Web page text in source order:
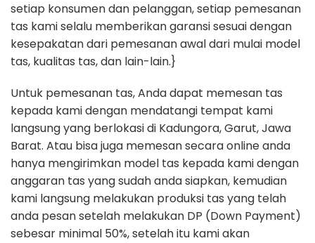
setiap konsumen dan pelanggan, setiap pemesanan
tas kami selalu memberikan garansi sesuai dengan
kesepakatan dari pemesanan awal dari mulai model
tas, kualitas tas, dan lain-lain.}
Untuk pemesanan tas, Anda dapat memesan tas
kepada kami dengan mendatangi tempat kami
langsung yang berlokasi di Kadungora, Garut, Jawa
Barat. Atau bisa juga memesan secara online anda
hanya mengirimkan model tas kepada kami dengan
anggaran tas yang sudah anda siapkan, kemudian
kami langsung melakukan produksi tas yang telah
anda pesan setelah melakukan DP (Down Payment)
sebesar minimal 50%, setelah itu kami akan